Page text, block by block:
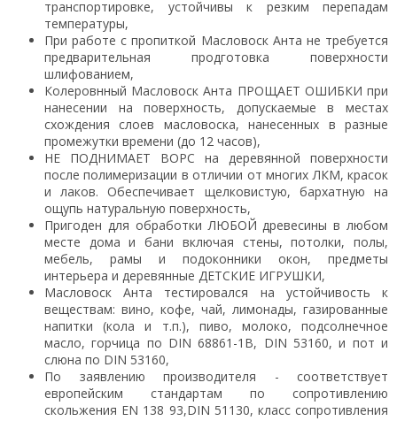
транспортировке, устойчивы к резким перепадам
температуры,
При работе с пропиткой Масловоск Анта не требуется
предварительная продготовка поверхности
шлифованием,
Колеровнный Масловоск Анта ПРОЩАЕТ ОШИБКИ при
нанесении на поверхность, допускаемые в местах
схождения слоев масловоска, нанесенных в разные
промежутки времени (до 12 часов),
НЕ ПОДНИМАЕТ ВОРС на деревянной поверхности
после полимеризации в отличии от многих ЛКМ, красок
и лаков. Обеспечивает щелковистую, бархатную на
ощупь натуральную поверхность,
Пригоден для обработки ЛЮБОЙ древесины в любом
месте дома и бани включая стены, потолки, полы,
мебель, рамы и подоконники окон, предметы
интерьера и деревянные ДЕТСКИЕ ИГРУШКИ,
Масловоск Анта тестировался на устойчивость к
веществам: вино, кофе, чай, лимонады, газированные
напитки (кола и т.п.), пиво, молоко, подсолнечное
масло, горчица по DIN 68861-1В, DIN 53160, и пот и
слюна по DIN 53160,
По заявлению производителя - соответствует
европейским стандартам по сопротивлению
скольжения EN 138 93,DIN 51130, класс сопротивления